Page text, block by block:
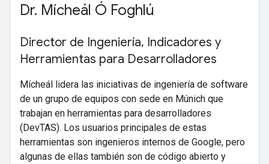
Dr. Mícheál Ó Foghlú
Director de Ingeniería, Indicadores y
Herramientas para Desarrolladores
Mícheál lidera las iniciativas de ingeniería de software
de un grupo de equipos con sede en Múnich que
trabajan en herramientas para desarrolladores
(DevTAS). Los usuarios principales de estas
herramientas son ingenieros internos de Google, pero
algunas de ellas también son de código abierto y